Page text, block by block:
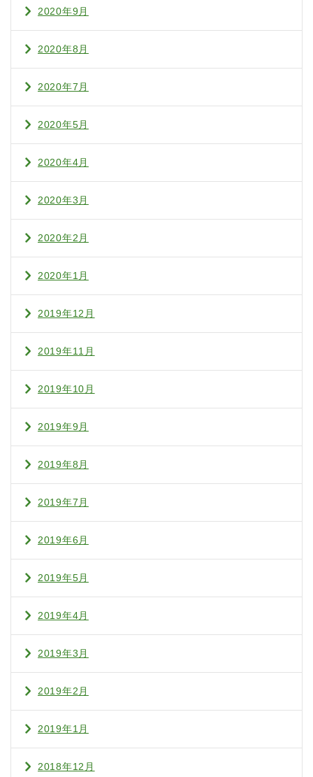
2020年9月
2020年8月
2020年7月
2020年5月
2020年4月
2020年3月
2020年2月
2020年1月
2019年12月
2019年11月
2019年10月
2019年9月
2019年8月
2019年7月
2019年6月
2019年5月
2019年4月
2019年3月
2019年2月
2019年1月
2018年12月